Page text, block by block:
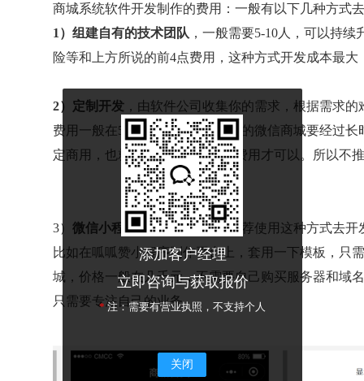
商城系统软件开发制作的费用：一般有以下几种方式
1）组建自有的技术团队 ，一般需要5-10人，可以持
险等和上方所说的前4点费用，这种方式开发成本最大
2）定制开发 ，由软件公司收集你的需求，根据需求
费用一般在5万起。一个可以商用的微信商城要经过
定商用，也就是说要交多次定制费用才可以。所以不
3） 微信小程序商城制作平台，推荐使用这种方式去开
比如在呱呱赞小程序制作平台上，套用一下模板，只
城，价格一般在几千元，不需要自己购买服务器和域
只需要专注自己的业务
添加客户经理
立即咨询与获取报价
*注：需要有营业执照，不支持个人
关闭